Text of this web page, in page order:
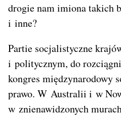
drogie nam imiona takich
i inne?
Partie socjalistyczne
i politycznym, do
kongres międzynarodowy
prawo. W Australii i w
w znienawidzonych